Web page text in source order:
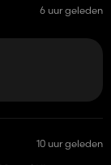
6 uur geleden
10 uur geleden